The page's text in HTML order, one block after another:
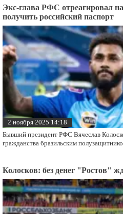
Экс-глава РФС отреагировал
получить российский паспорт
2 ноября 2025 14:18
Бывший президент РФС Вячеслав
гражданства бразильским
Колосков: без денег "Ростов"